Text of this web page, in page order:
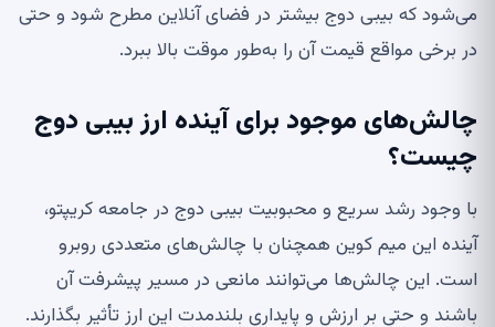
می‌شود که بیبی دوج بیشتر در فضای آنلاین مطرح شود و حتی
در برخی مواقع قیمت آن را به‌طور موقت بالا ببرد.
چالش‌های موجود برای آینده ارز بیبی دوج
چیست؟
با وجود رشد سریع و محبوبیت بیبی دوج در جامعه کریپتو،
آینده این میم کوین همچنان با چالش‌های متعددی روبرو
است. این چالش‌ها می‌توانند مانعی در مسیر پیشرفت آن
باشند و حتی بر ارزش و پایداری بلندمدت این ارز تأثیر بگذارند.